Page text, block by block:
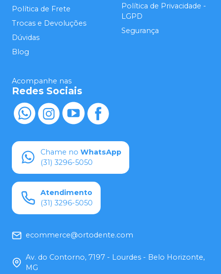
Política de Frete
Trocas e Devoluções
Dúvidas
Blog
Política de Privacidade -
LGPD
Segurança
Acompanhe nas
Redes Sociais
Chame no WhatsApp
(31) 3296-5050
Atendimento
(31) 3296-5050
ecommerce@ortodente.com
Av. do Contorno, 7197 - Lourdes - Belo Horizonte,
MG